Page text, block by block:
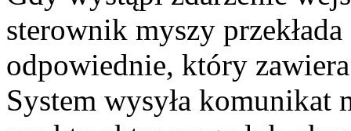
sterownik myszy
odpowiednie, który
System wysyła komunikat